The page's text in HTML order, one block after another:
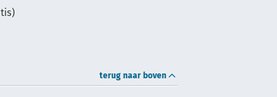
terug naar boven